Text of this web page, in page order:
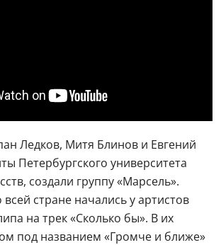
Ледков, Митя Блинов и Евгений
Петербургского университета
создали группу «Марсель».
стране начались у артистов
на трек «Сколько бы». В их
под названием «Громче и ближе»